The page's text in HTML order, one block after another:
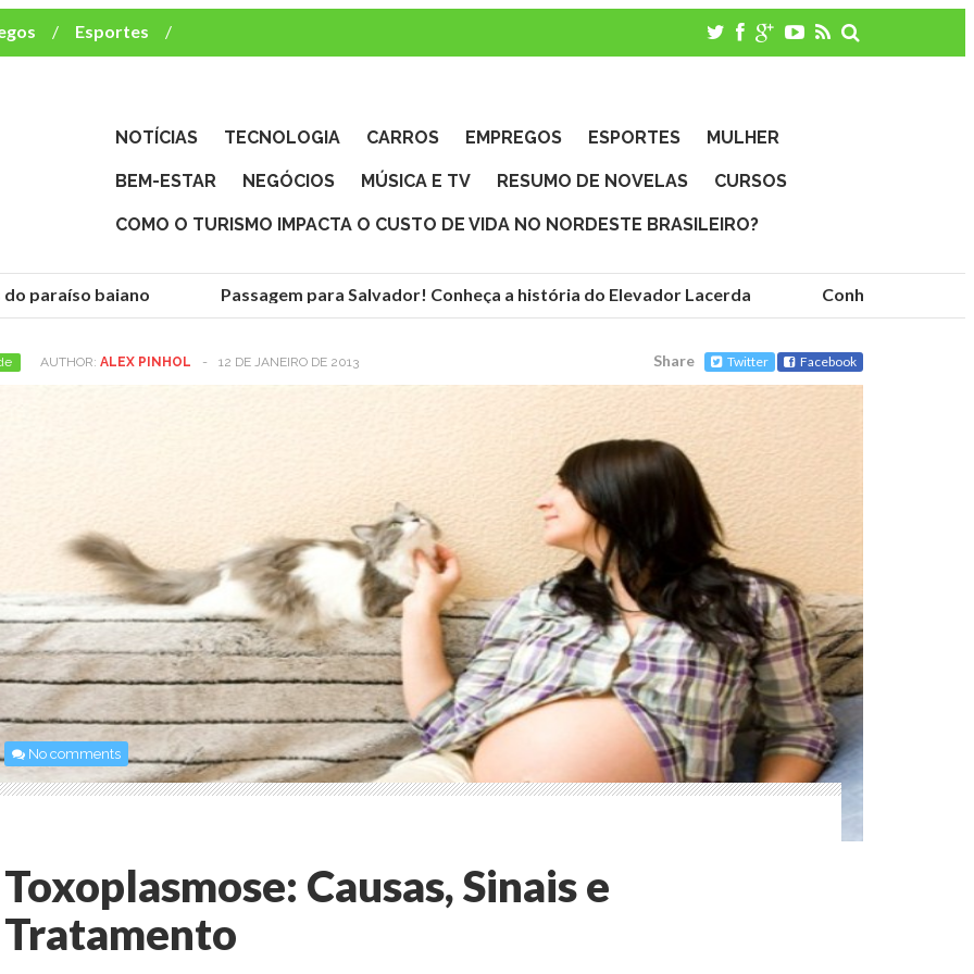
Esportes
e TV
NOTÍCIAS TECNOLOGIA CARROS EMPREGOS ESPORTES MULHER
BEM-ESTAR NEGÓCIOS MÚSICA E TV RESUMO DE NOVELAS CURSOS
COMO O TURISMO IMPACTA O CUSTO DE VIDA NO NORDESTE BRASILEIRO?
baiano Passagem para Salvador! Conheça a história do Elevador Lacerda Conheça as
AUTHOR: ALEX PINHOL - 12 DE JANEIRO DE 2013 Share Twitter Facebook
No comments
Toxoplasmose: Causas, Sinais e
Tratamento